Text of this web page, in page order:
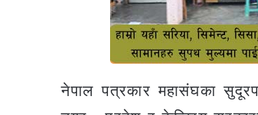
नेपाल पत्रकार महासंघका